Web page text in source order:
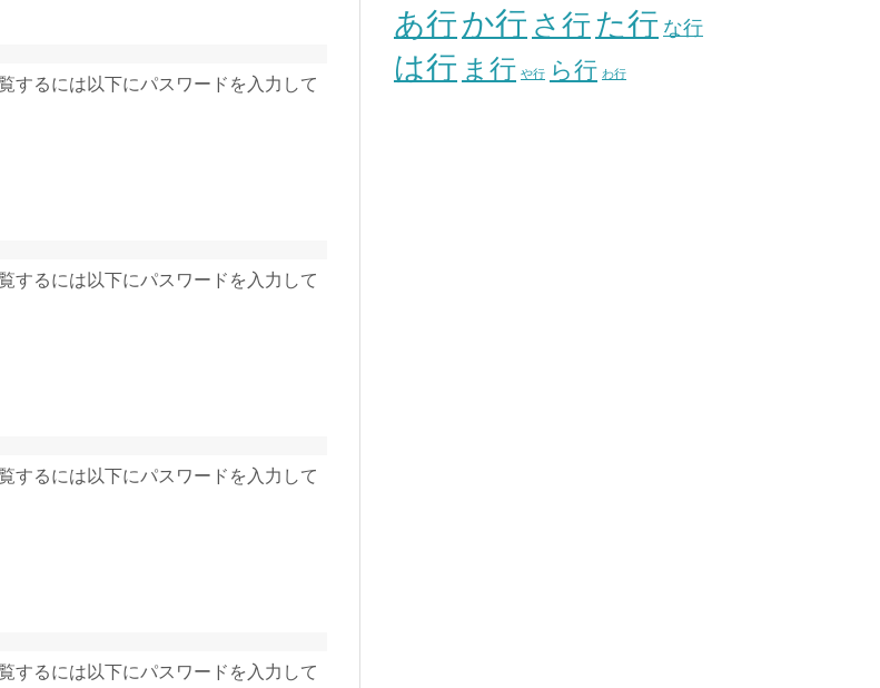
するには以下にパスワードを入力して
するには以下にパスワードを入力して
するには以下にパスワードを入力して
するには以下にパスワードを入力して
あ行か行 さ行た行 な行
は行 ま行 や行 ら行 わ行